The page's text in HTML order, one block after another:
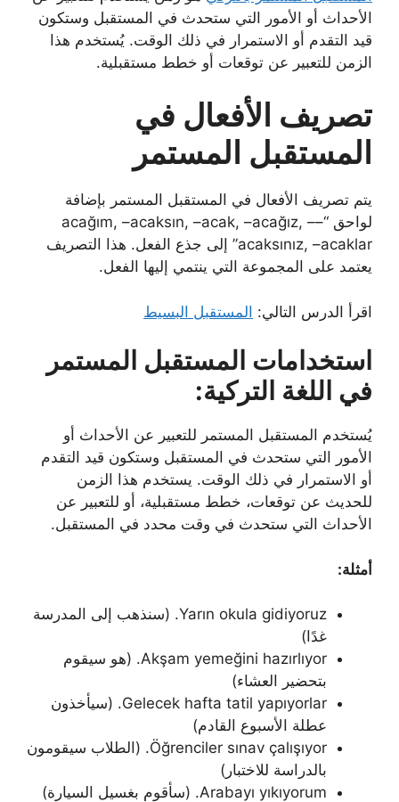
الأحداث أو الأمور التي ستحدث في المستقبل وستكون
قيد التقدم أو الاستمرار في ذلك الوقت. يُستخدم هذا
الزمن للتعبير عن توقعات أو خطط مستقبلية.
تصريف الأفعال في
المستقبل المستمر
يتم تصريف الأفعال في المستقبل المستمر بإضافة
لواحق “–acağım, –acaksın, –acak, –acağız, –
acaksınız, –acaklar” إلى جذع الفعل. هذا التصريف
يعتمد على المجموعة التي ينتمي إليها الفعل.
اقرأ الدرس التالي: المستقبل البسيط
استخدامات المستقبل المستمر
في اللغة التركية:
يُستخدم المستقبل المستمر للتعبير عن الأحداث أو
الأمور التي ستحدث في المستقبل وستكون قيد التقدم
أو الاستمرار في ذلك الوقت. يستخدم هذا الزمن
للحديث عن توقعات، خطط مستقبلية، أو للتعبير عن
الأحداث التي ستحدث في وقت محدد في المستقبل.
أمثلة:
Yarın okula gidiyoruz. (سنذهب إلى المدرسة
غدًا)
Akşam yemeğini hazırlıyor. (هو سيقوم
بتحضير العشاء)
Gelecek hafta tatil yapıyorlar. (سيأخذون
عطلة الأسبوع القادم)
Öğrenciler sınav çalışıyor. (الطلاب سيقومون
بالدراسة للاختبار)
Arabayı yıkıyorum. (سأقوم بغسيل السيارة)